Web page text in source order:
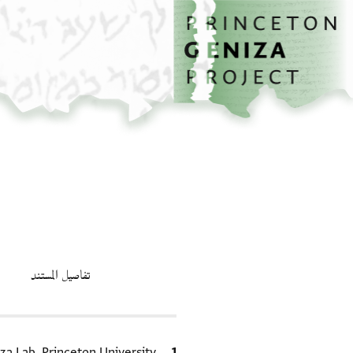
تخطي إلى المحتوى الرئيسي
الصفحة الرئيسية
تفاصيل المستند